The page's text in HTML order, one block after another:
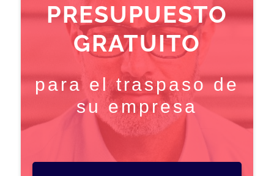
PRESUPUESTO
GRATUITO
para el traspaso de
su empresa